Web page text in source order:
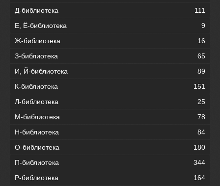
Д-библиотека
111
Е, Ё-библиотека
9
Ж-библиотека
16
З-библиотека
65
И, Й-библиотека
89
К-библиотека
151
Л-библиотека
25
М-библиотека
78
Н-библиотека
84
О-библиотека
180
П-библиотека
344
Р-библиотека
164